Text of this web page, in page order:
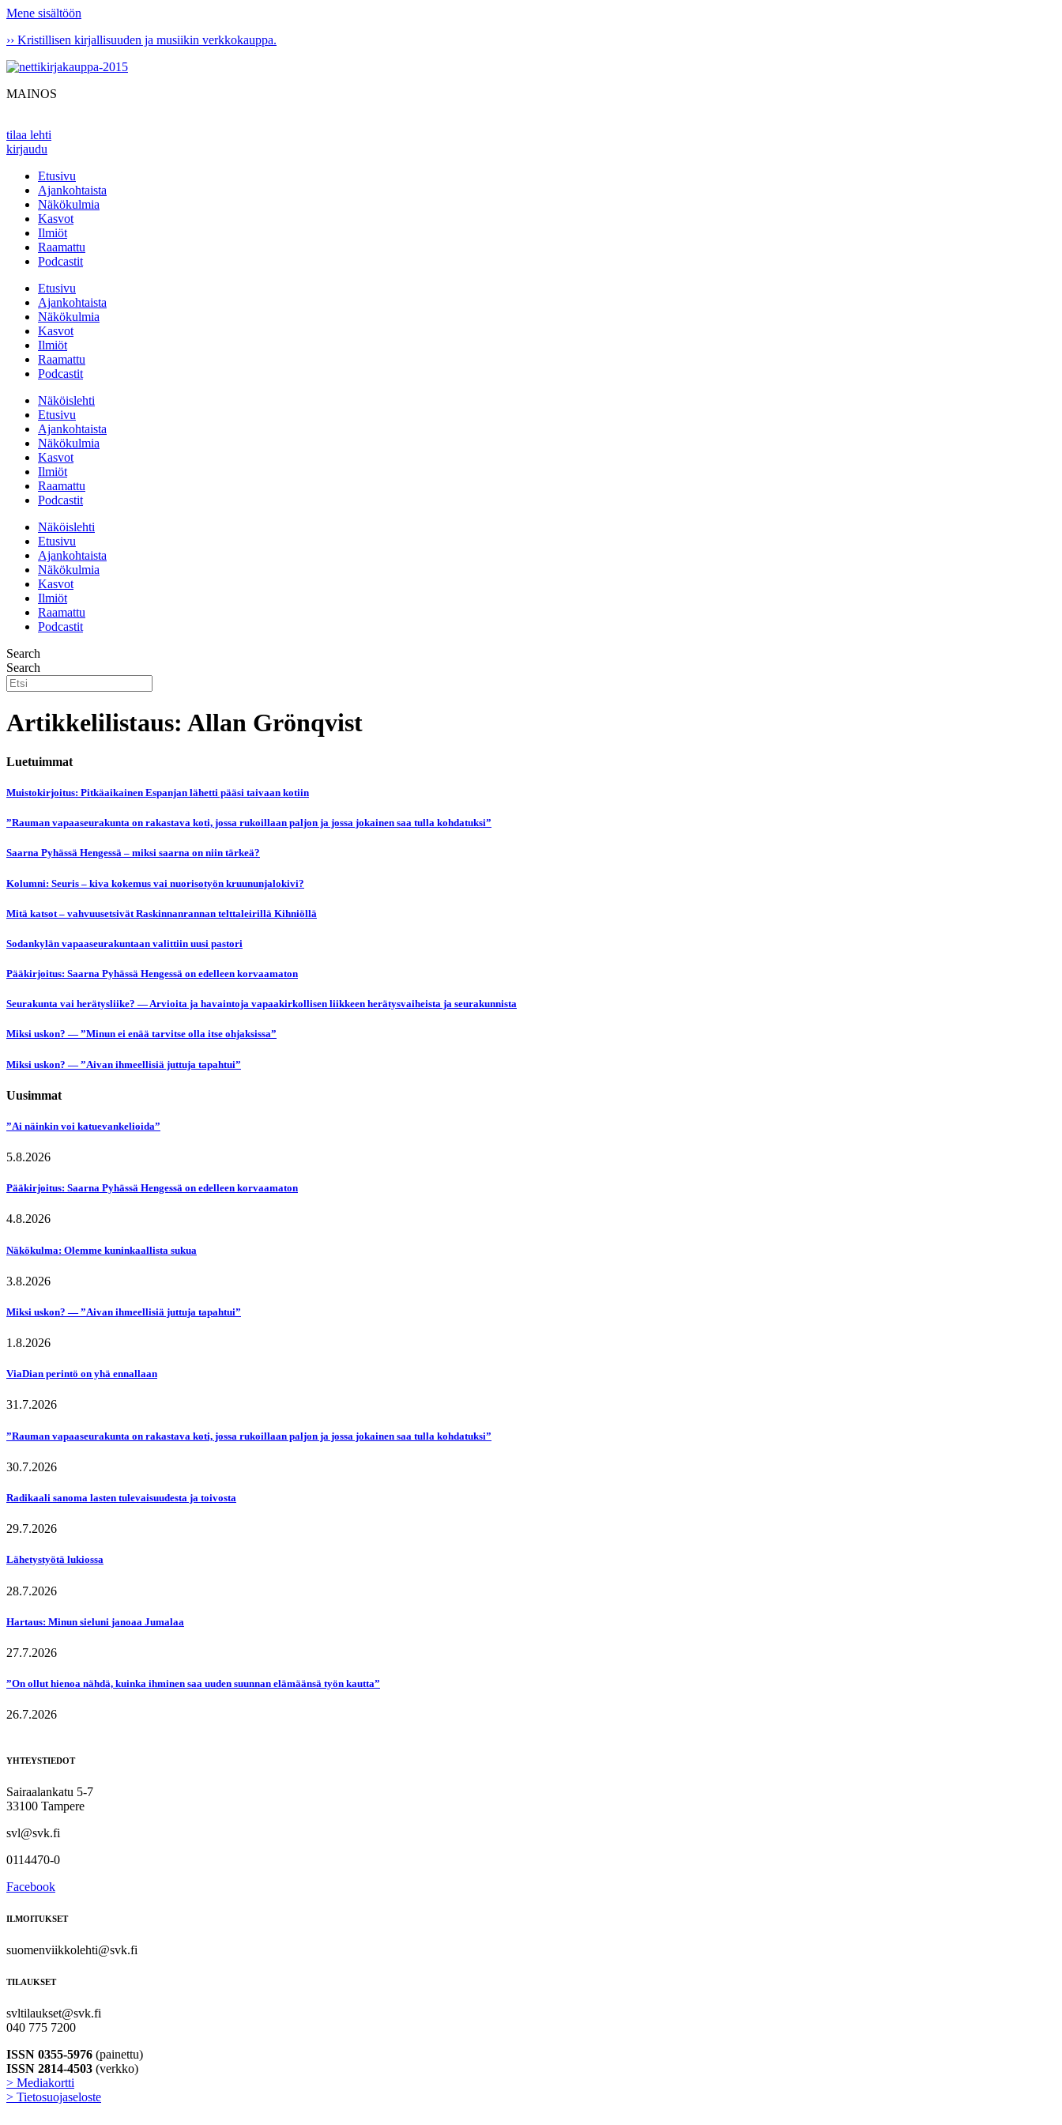
Mene sisältöön
›› Kristillisen kirjallisuuden ja musiikin verkkokauppa.
MAINOS
tilaa lehti
kirjaudu
Etusivu
Ajankohtaista
Näkökulmia
Kasvot
Ilmiöt
Raamattu
Podcastit
Etusivu
Ajankohtaista
Näkökulmia
Kasvot
Ilmiöt
Raamattu
Podcastit
Näköislehti
Etusivu
Ajankohtaista
Näkökulmia
Kasvot
Ilmiöt
Raamattu
Podcastit
Näköislehti
Etusivu
Ajankohtaista
Näkökulmia
Kasvot
Ilmiöt
Raamattu
Podcastit
Search
Search
Artikkelilistaus: Allan Grönqvist
Luetuimmat
Muistokirjoitus: Pitkäaikainen Espanjan lähetti pääsi taivaan kotiin
”Rauman vapaaseurakunta on rakastava koti, jossa rukoillaan paljon ja jossa jokainen saa tulla kohdatuksi”
Saarna Pyhässä Hengessä – miksi saarna on niin tärkeä?
Kolumni: Seuris – kiva kokemus vai nuorisotyön kruununjalokivi?
Mitä katsot – vahvuusetsivät Raskinnanrannan telttaleirillä Kihniöllä
Sodankylän vapaaseurakuntaan valittiin uusi pastori
Pääkirjoitus: Saarna Pyhässä Hengessä on edelleen korvaamaton
Seurakunta vai herätysliike? — Arvioita ja havaintoja vapaakirkollisen liikkeen herätysvaiheista ja seurakunnista
Miksi uskon? — ”Minun ei enää tarvitse olla itse ohjaksissa”
Miksi uskon? — ”Aivan ihmeellisiä juttuja tapahtui”
Uusimmat
”Ai näinkin voi katuevankelioida”
5.8.2026
Pääkirjoitus: Saarna Pyhässä Hengessä on edelleen korvaamaton
4.8.2026
Näkökulma: Olemme kuninkaallista sukua
3.8.2026
Miksi uskon? — ”Aivan ihmeellisiä juttuja tapahtui”
1.8.2026
ViaDian perintö on yhä ennallaan
31.7.2026
”Rauman vapaaseurakunta on rakastava koti, jossa rukoillaan paljon ja jossa jokainen saa tulla kohdatuksi”
30.7.2026
Radikaali sanoma lasten tulevaisuudesta ja toivosta
29.7.2026
Lähetystyötä lukiossa
28.7.2026
Hartaus: Minun sieluni janoaa Jumalaa
27.7.2026
”On ollut hienoa nähdä, kuinka ihminen saa uuden suunnan elämäänsä työn kautta”
26.7.2026
YHTEYSTIEDOT
Sairaalankatu 5-7
33100 Tampere
svl@svk.fi
0114470-0
Facebook
ILMOITUKSET
suomenviikkolehti@svk.fi
TILAUKSET
svltilaukset@svk.fi
040 775 7200
ISSN 0355-5976 (painettu)
ISSN 2814-4503 (verkko)
> Mediakortti
> Tietosuojaseloste